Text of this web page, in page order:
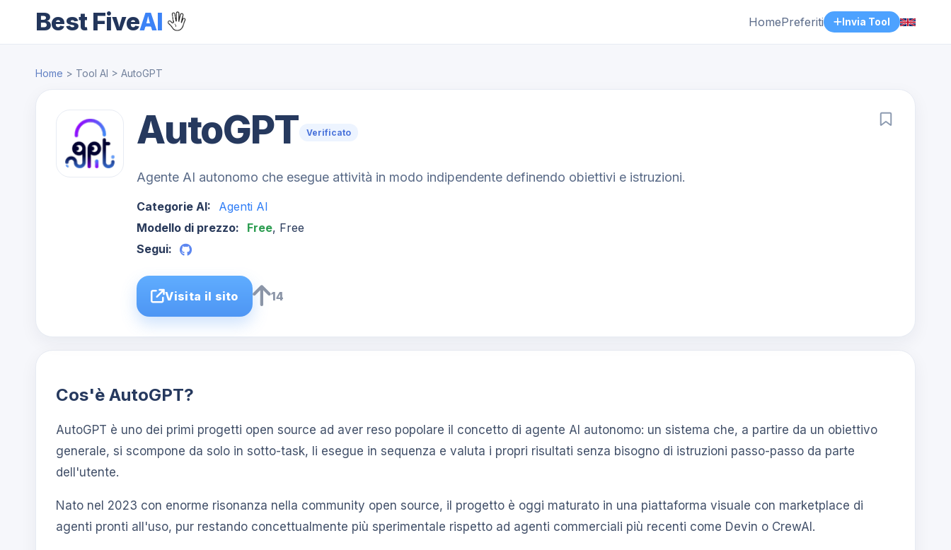
Best FiveAI HomePreferiti Invia Tool
Home > Tool AI > AutoGPT
AutoGPT Verificato
Agente AI autonomo che esegue attività in modo indipendente definendo obiettivi e istruzioni.
Categorie AI:
Agenti AI
Modello di prezzo:
Free, Free
Segui:
Visita il sito 14
Cos'è AutoGPT?
AutoGPT è uno dei primi progetti open source ad aver reso popolare il concetto di agente AI autonomo: un sistema che, a partire da un obiettivo
generale, si scompone da solo in sotto-task, li esegue in sequenza e valuta i propri risultati senza bisogno di istruzioni passo-passo da parte
dell'utente.
Nato nel 2023 con enorme risonanza nella community open source, il progetto è oggi maturato in una piattaforma visuale con marketplace di
agenti pronti all'uso, pur restando concettualmente più sperimentale rispetto ad agenti commerciali più recenti come Devin o CrewAI.